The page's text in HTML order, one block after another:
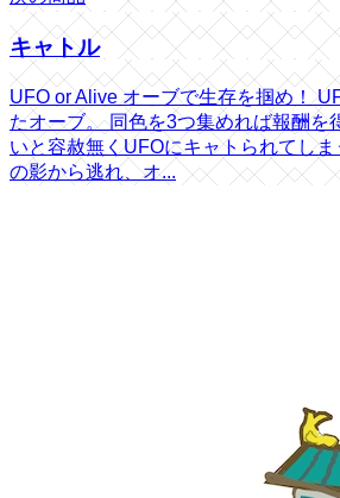
キャトル
UFO or Alive オーブで生存を掴め！
たオーブ。 同色を3つ集めれば報酬を
いと容赦無くUFOにキャトられてし
の影から逃れ、オ...